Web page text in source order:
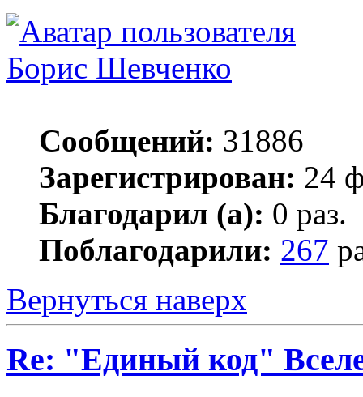
Борис Шевченко
Сообщений: 31886
Зарегистрирован: 24
Благодарил (а): 0 раз.
Поблагодарили: 267
Вернуться наверх
Re: "Единый код"